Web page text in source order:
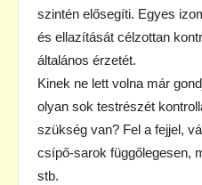
szintén elősegíti. Egyes
és ellazítását célzottan
általános érzetét.
Kinek ne lett volna már
olyan sok testrészét
szükség van? Fel a fejjel,
csípő-sarok függőlegesen,
stb.